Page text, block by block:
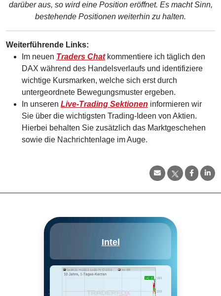
darüber aus, so wird eine Position eröffnet. Es macht Sinn,
bestehende Positionen weiterhin zu halten.
Weiterführende Links:
Im neuen Traders Chatkommentiere ich täglich den
DAX während des Handelsverlaufs und identifiziere
wichtige Kursmarken, welche sich erst durch
untergeordnete Bewegungsmuster ergeben.
In unseren Live-Trading Sektionen informieren wir
Sie über die wichtigsten Trading-Ideen von Aktien.
Hierbei behalten Sie zusätzlich das Marktgeschehen
sowie die Nachrichtenlage im Auge.
Intel
Chiphersteller der Welt. Das
fertigt Mikroprozessoren für den
globalen Markt der
Personalcomputer und
Datenzentren. Es ist auch der
Hauptbefürworter des